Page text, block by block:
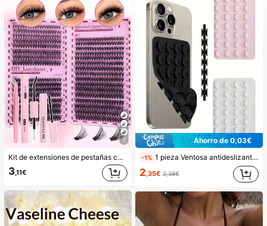
7
Kit de extensiones de pestañas con pegamento de doble punta/640 racimos de pestañas postizas de visón sintético DIY, rizo D, gruesas y esponjosas, longitudes mixtas de 8-16mm, iluminan los ojos para todo tipo de maquillaje. Elige pegamento, removedor, pinzas según sea necesario. Ligero, reutilizable y rentable, apto para principiantes en muchas ocasiones, estético
3,11€
Ahorro de 0,03€
-1% 1 pieza Ventosa antideslizante de silicona para teléfono, 28 piezas Ventosas de silicona (almohadillas autoadhesivas), Antipega para teléfono, Almohadilla de succión para banco de energía de teléfono (Compatible con iPhone, teléfonos Android), Regalo de cumpleaños, Soporte para teléfono para familia/amigos, Soporte para teléfono, Accesorios para teléfono
2,35€ 2,38€